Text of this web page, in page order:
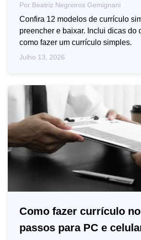
Por Beatriz Negreiros Gemignani
Confira 12 modelos de currículo
preencher e baixar. Inclui dicas do
como fazer um currículo simples.
Julho 13, 2026
Como fazer currículo
passos para PC e